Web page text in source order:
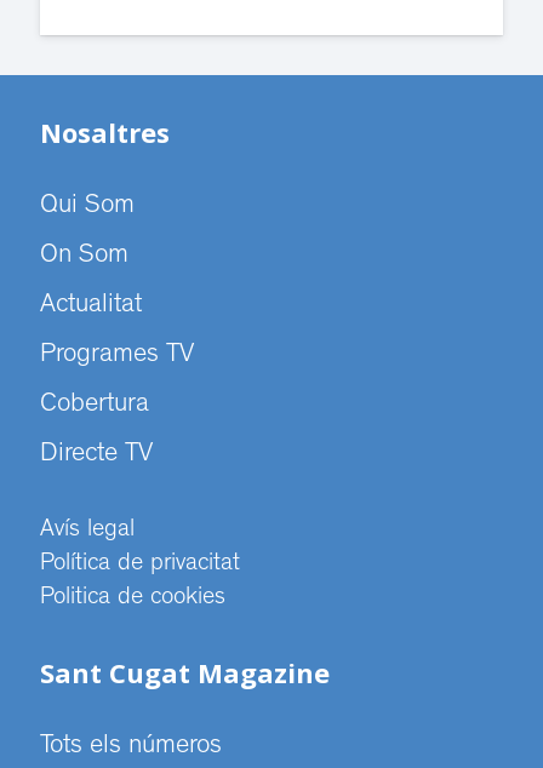
Nosaltres
Qui Som
On Som
Actualitat
Programes TV
Cobertura
Directe TV
Avís legal
Política de privacitat
Politica de cookies
Sant Cugat Magazine
Tots els números